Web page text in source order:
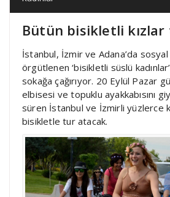
Bütün bisikletli kızlar
İstanbul, İzmir ve Adana’da
örgütlenen ‘bisikletli süslü
sokağa çağırıyor. 20 Eylül Pazar
elbisesi ve topuklu ayakkabısını
süren İstanbul ve İzmirli yüzlerce
bisikletle tur atacak.